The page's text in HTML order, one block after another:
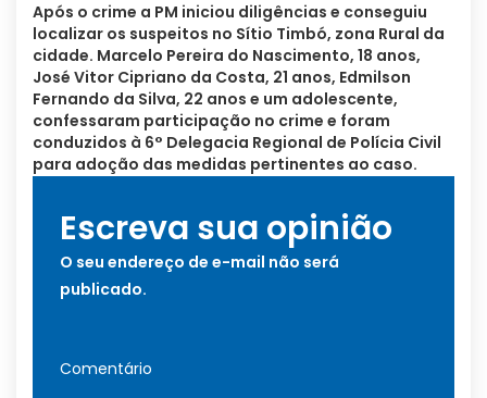
Após o crime a PM iniciou diligências e conseguiu
localizar os suspeitos no Sítio Timbó, zona Rural da
cidade. Marcelo Pereira do Nascimento, 18 anos,
José Vitor Cipriano da Costa, 21 anos, Edmilson
Fernando da Silva, 22 anos e um adolescente,
confessaram participação no crime e foram
conduzidos à 6° Delegacia Regional de Polícia Civil
para adoção das medidas pertinentes ao caso.
Escreva sua opinião
O seu endereço de e-mail não será
publicado.
Comentário